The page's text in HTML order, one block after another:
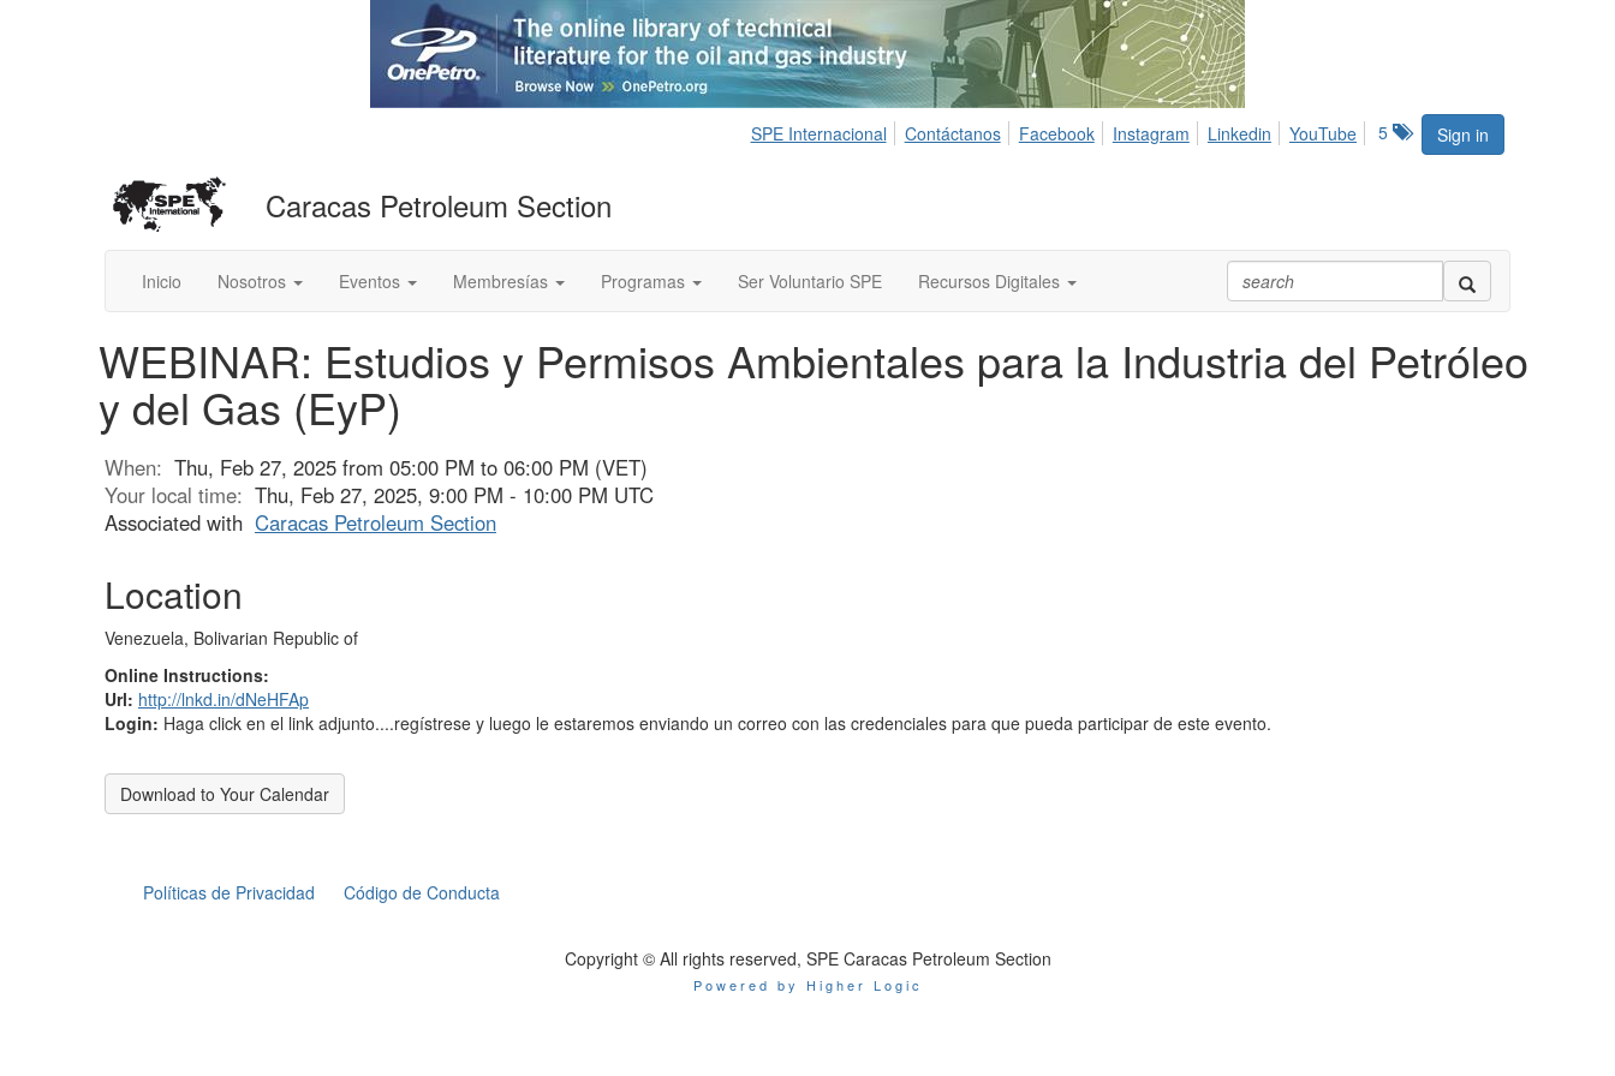
Sign in
5
SPE Internacional Contáctanos Facebook Instagram Linkedin YouTube
Caracas Petroleum Section
Inicio Nosotros Eventos Membresías Programas Ser Voluntario SPE Recursos Digitales
WEBINAR: Estudios y Permisos Ambientales para la Industria del Petróleo
y del Gas (EyP)
When: Thu, Feb 27, 2025 from 05:00 PM to 06:00 PM (VET)
Your local time: Thu, Feb 27, 2025, 9:00 PM - 10:00 PM UTC
Associated with Caracas Petroleum Section
Location
Venezuela, Bolivarian Republic of
Online Instructions:
Url: http://lnkd.in/dNeHFAp
Login: Haga click en el link adjunto....regístrese y luego le estaremos enviando un correo con las credenciales para que pueda participar de este evento.
Download to Your Calendar
Políticas de Privacidad Código de Conducta
Copyright © All rights reserved, SPE Caracas Petroleum Section
Powered by Higher Logic